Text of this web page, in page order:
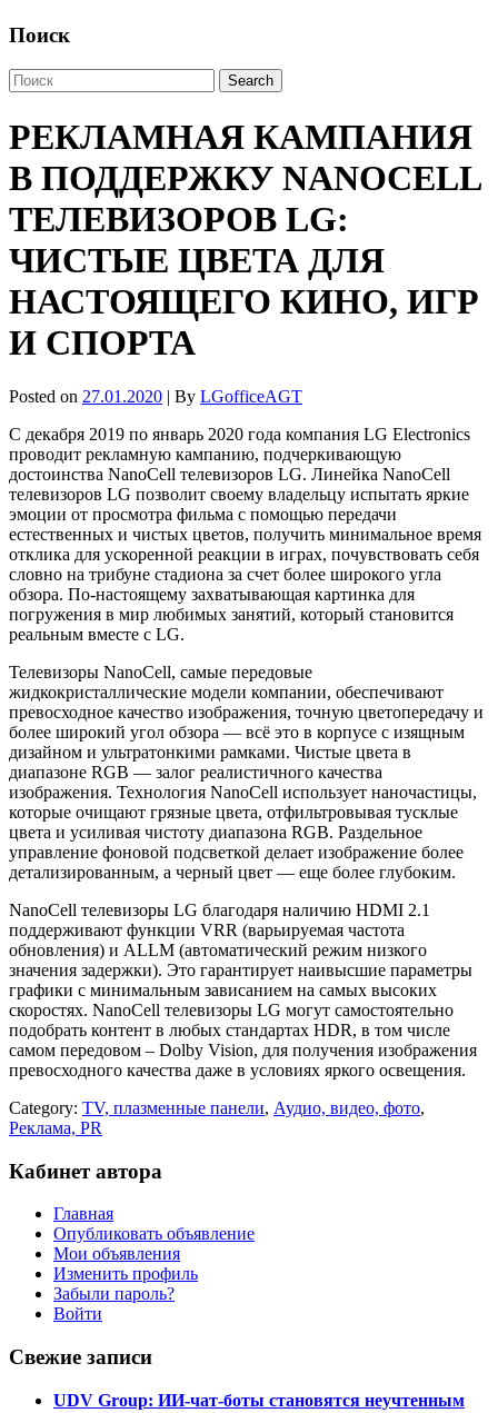
Поиск
РЕКЛАМНАЯ КАМПАНИЯ
В ПОДДЕРЖКУ NANOCELL
ТЕЛЕВИЗОРОВ LG:
ЧИСТЫЕ ЦВЕТА ДЛЯ
НАСТОЯЩЕГО КИНО, ИГР
И СПОРТА
Posted on 27.01.2020 | By LGofficeAGT
С декабря 2019 по январь 2020 года компания LG Electronics
проводит рекламную кампанию, подчеркивающую
достоинства NanoCell телевизоров LG. Линейка NanoCell
телевизоров LG позволит своему владельцу испытать яркие
эмоции от просмотра фильма с помощью передачи
естественных и чистых цветов, получить минимальное время
отклика для ускоренной реакции в играх, почувствовать себя
словно на трибуне стадиона за счет более широкого угла
обзора. По-настоящему захватывающая картинка для
погружения в мир любимых занятий, который становится
реальным вместе с LG.
Телевизоры NanoCell, самые передовые
жидкокристаллические модели компании, обеспечивают
превосходное качество изображения, точную цветопередачу и
более широкий угол обзора — всё это в корпусе с изящным
дизайном и ультратонкими рамками. Чистые цвета в
диапазоне RGB — залог реалистичного качества
изображения. Технология NanoCell использует наночастицы,
которые очищают грязные цвета, отфильтровывая тусклые
цвета и усиливая чистоту диапазона RGB. Раздельное
управление фоновой подсветкой делает изображение более
детализированным, а черный цвет — еще более глубоким.
NanoCell телевизоры LG благодаря наличию HDMI 2.1
поддерживают функции VRR (варьируемая частота
обновления) и ALLM (автоматический режим низкого
значения задержки). Это гарантирует наивысшие параметры
графики с минимальным зависанием на самых высоких
скоростях. NanoCell телевизоры LG могут самостоятельно
подобрать контент в любых стандартах HDR, в том числе
самом передовом – Dolby Vision, для получения изображения
превосходного качества даже в условиях яркого освещения.
Category: TV, плазменные панели, Аудио, видео, фото,
Реклама, PR
Кабинет автора
Главная
Опубликовать объявление
Мои объявления
Изменить профиль
Забыли пароль?
Войти
Свежие записи
UDV Group: ИИ-чат-боты становятся неучтенным